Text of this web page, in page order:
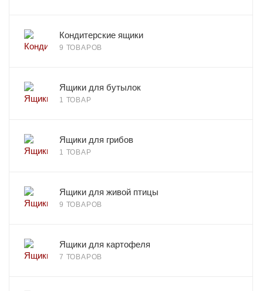
Кондитерские ящики
9 ТОВАРОВ
Ящики для бутылок
1 ТОВАР
Ящики для грибов
1 ТОВАР
Ящики для живой птицы
9 ТОВАРОВ
Ящики для картофеля
7 ТОВАРОВ